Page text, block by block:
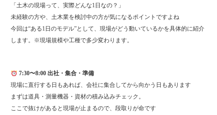
「土木の現場って、実際どんな1日なの？」
未経験の方や、土木業を検討中の方が気になるポイントですよね
今回は“ある1日のモデル”として、現場がどう動いているかを具体的に紹介
します。※現場規模や工種で多少変わります。
7:30〜8:00 出社・集合・準備
現場に直行する日もあれば、会社に集合してから向かう日もあります
まずは道具・測量機器・資材の積み込みチェック。
ここで抜けがあると現場が止まるので、段取りが命です